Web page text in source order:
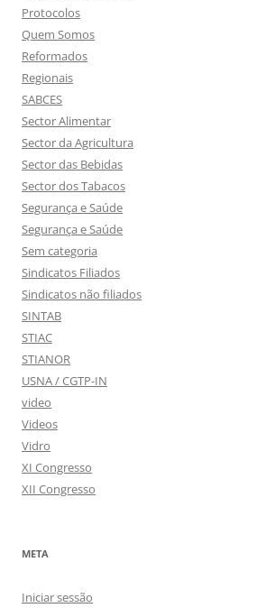
Protocolos
Quem Somos
Reformados
Regionais
SABCES
Sector Alimentar
Sector da Agricultura
Sector das Bebidas
Sector dos Tabacos
Segurança e Saúde
Segurança e Saúde
Sem categoria
Sindicatos Filiados
Sindicatos não filiados
SINTAB
STIAC
STIANOR
USNA / CGTP-IN
video
Videos
Vidro
XI Congresso
XII Congresso
META
Iniciar sessão